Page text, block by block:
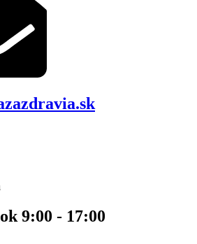
9:00 - 17:00